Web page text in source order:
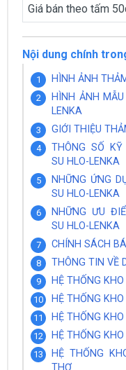
Giá bán theo tấm
Nội dung chính
HÌNH ẢNH
HÌNH ẢNH
LENKA
GIỚI THIỆU
THÔNG SỐ
SU HLO-LENKA
NHỮNG ỨNG
SU HLO-LENKA
NHỮNG ƯU
SU HLO-LENKA
CHÍNH SÁCH
THÔNG TIN VỀ
HỆ THỐNG
HỆ THỐNG
HỆ THỐNG
HỆ THỐNG
HỆ THỐNG
THƠ